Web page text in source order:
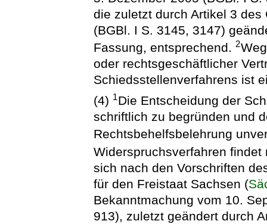
die zuletzt durch Artikel 3
(BGBl. I S. 3145, 3147)
Fassung, entsprechend.2
oder rechtsgeschäftlicher
Schiedsstellenverfahrens ist
(4) 1Die Entscheidung der
schriftlich zu begründen und
Rechtsbehelfsbelehrung
Widerspruchsverfahren
sich nach den Vorschriften
für den Freistaat Sachsen (
Bekanntmachung vom 10.
913), zuletzt geändert durch